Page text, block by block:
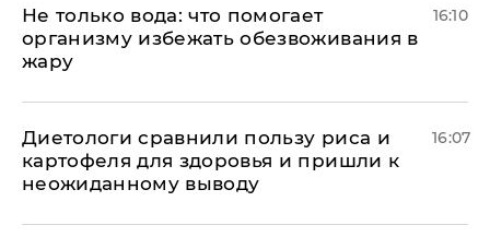
Не только вода: что помогает
организму избежать обезвоживания в
жару
16:10
Диетологи сравнили пользу риса и
картофеля для здоровья и пришли к
неожиданному выводу
16:07